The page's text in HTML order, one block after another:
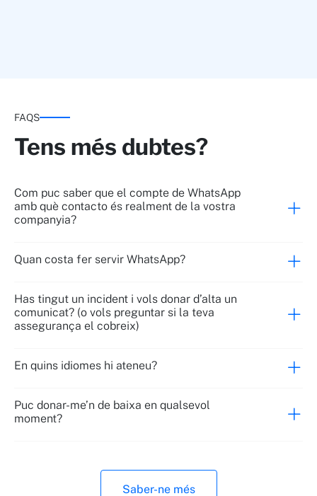
FAQS
Tens més dubtes?
Com puc saber que el compte de WhatsApp
amb què contacto és realment de la vostra
companyia?
Quan costa fer servir WhatsApp?
Has tingut un incident i vols donar d’alta un
comunicat? (o vols preguntar si la teva
assegurança el cobreix)
En quins idiomes hi ateneu?
Puc donar-me’n de baixa en qualsevol
moment?
Saber-ne més